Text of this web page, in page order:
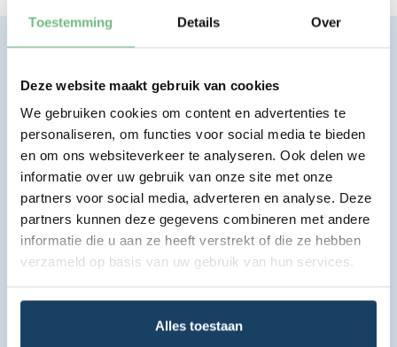
Toestemming Details Over
Deze website maakt gebruik van cookies
We gebruiken cookies om content en advertenties te
personaliseren, om functies voor social media te bieden
en om ons websiteverkeer te analyseren. Ook delen we
informatie over uw gebruik van onze site met onze
partners voor social media, adverteren en analyse. Deze
partners kunnen deze gegevens combineren met andere
informatie die u aan ze heeft verstrekt of die ze hebben
verzameld op basis van uw gebruik van hun services.
Alles toestaan
Eenvoudig, transparant, vertrouwd.
Bekijk lease aanbod